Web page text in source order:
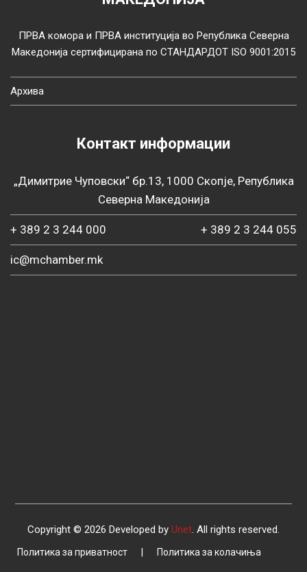
ПРВА комора и ПРВА институција во Република Северна
Македонија сертифицирана по СТАНДАРДОТ ISO 9001:2015
Архива
Контакт информации
„Димитрие Чуповски“ бр.13, 1000 Скопје, Република
Северна Македонија
+ 389 2 3 244 000 + 389 2 3 244 055
ic@mchamber.mk
Copyright © 2026 Developed by Unet . All rights reserved.
Политика за приватност | Политика за колачиња